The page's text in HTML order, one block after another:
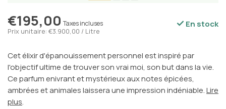
€195,00 Taxes incluses
Prix unitaire: €3.900,00 / Litre
En stock
Cet élixir d'épanouissement personnel est inspiré par
l'objectif ultime de trouver son vrai moi, son but dans la vie.
Ce parfum enivrant et mystérieux aux notes épicées,
ambrées et animales laissera une impression indéniable.Lire
plus.